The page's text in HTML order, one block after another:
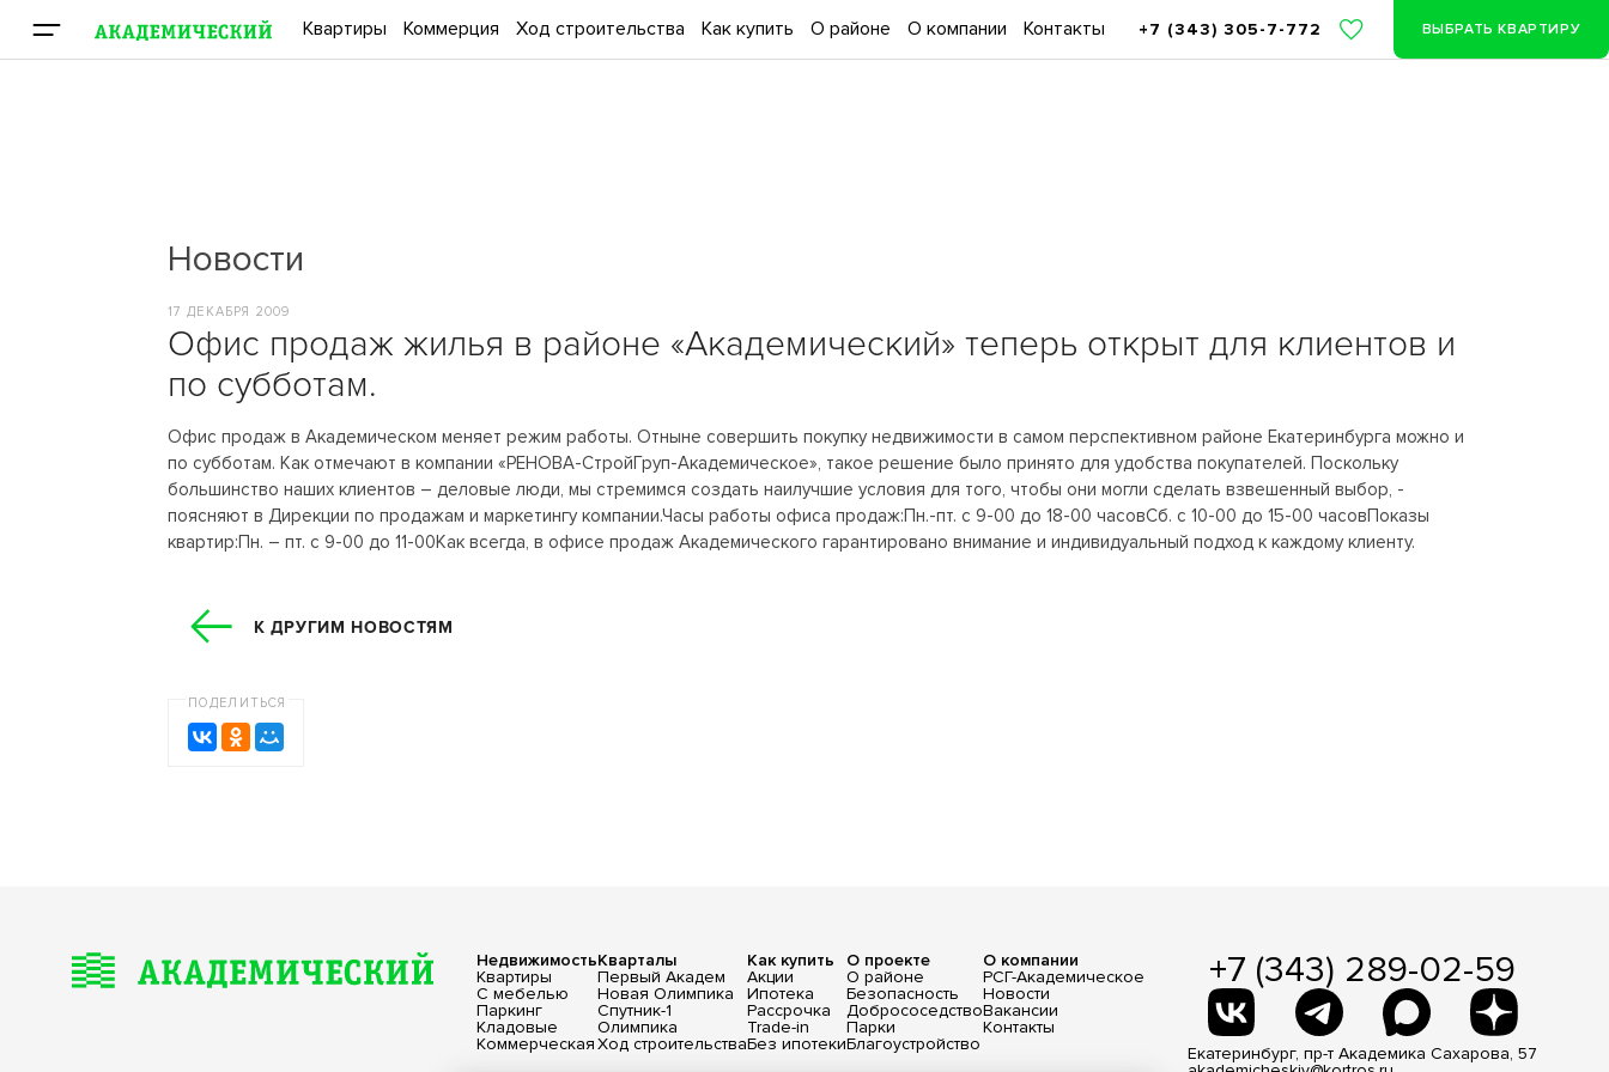
Квартиры Коммерция Ход строительства Как купить О районе О компании Контакты +7 (343) 305-7-772 ВЫБРАТЬ КВАРТИРУ
Новости
17 ДЕКАБРЯ 2009
Офис продаж жилья в районе «Академический» теперь открыт для клиентов и
по субботам.
Офис продаж в Академическом меняет режим работы. Отныне совершить покупку недвижимости в самом перспективном районе Екатеринбурга можно и
по субботам. Как отмечают в компании «РЕНОВА-СтройГруп-Академическое», такое решение было принято для удобства покупателей. Поскольку
большинство наших клиентов – деловые люди, мы стремимся создать наилучшие условия для того, чтобы они могли сделать взвешенный выбор, -
поясняют в Дирекции по продажам и маркетингу компании.Часы работы офиса продаж:Пн.-пт. с 9-00 до 18-00 часовСб. с 10-00 до 15-00 часовПоказы
квартир:Пн. – пт. с 9-00 до 11-00Как всегда, в офисе продаж Академического гарантировано внимание и индивидуальный подход к каждому клиенту.
К ДРУГИМ НОВОСТЯМ
ПОДЕЛИТЬСЯ
Недвижимость
Квартиры
С мебелью
Паркинг
Кладовые
Коммерческая
Кварталы
Первый Академ
Новая Олимпика
Спутник-1
Олимпика
Ход строительства
Как купить
Акции
Ипотека
Рассрочка
Trade-in
Без ипотеки
О проекте
О районе
Безопасность
Добрососедство
Парки
Благоустройство
О компании
РСГ-Академическое
Новости
Вакансии
Контакты
+7 (343) 289-02-59
Екатеринбург, пр-т Академика Сахарова, 57